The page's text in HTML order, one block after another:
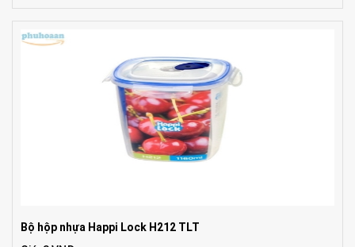
Bộ hộp nhựa Happi Lock H212 TLT